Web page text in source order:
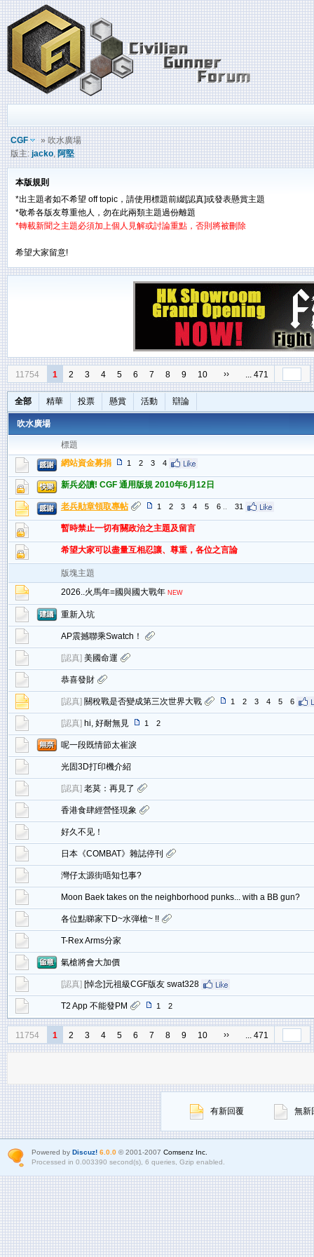
CGF
» 吹水廣場
版主:jacko,阿堅
本版規則
*出主題者如不希望 off topic，請使用標題前綴[認真]或發表懸賞主題
*敬希各版友尊重他人，勿在此兩類主題過份離題
*轉載新聞之主題必須加上個人見解或討論重點，否則將被刪除
希望大家留意!
11754 1 2 3 4 5 6 7 8 9 10 ›› ... 471
全部 精華 投票 懸賞 活動 辯論
吹水廣場
標題
網站資金募捐
1 2 3 4
新兵必讀! CGF 通用版規 2010年6月12日
老兵勛章領取專帖 1 2 3 4 5 6.. 31
暫時禁止一切有關政治之主題及留言
希望大家可以盡量互相忍讓、尊重，各位之言論
版塊主題
2026..火馬年=國與國大戰年 NEW
重新入坑
AP震撼聯乘Swatch！
[認真] 美國命運
恭喜發財
[認真] 關稅戰是否變成第三次世界大戰 1 2 3 4 5 6
[認真] hi, 好耐無見 1 2
呢一段既情節太崔淚
光固3D打印機介紹
[認真] 老莫：再見了
香港食肆經營怪現象
好久不见！
日本《COMBAT》雜誌停刊
灣仔太源街唔知乜事?
Moon Baek takes on the neighborhood punks... with a BB gun?
各位點睇家下D~水弾槍~ !!
T-Rex Arms分家
氣槍將會大加價
[認真] [悼念]元祖級CGF版友 swat328
T2 App 不能發PM 1 2
11754 1 2 3 4 5 6 7 8 9 10 ›› ... 471
有新回覆 無新
Powered by Discuz! 6.0.0© 2001-2007 Comsenz Inc.
Processed in 0.003390 second(s), 6 queries, Gzip enabled.